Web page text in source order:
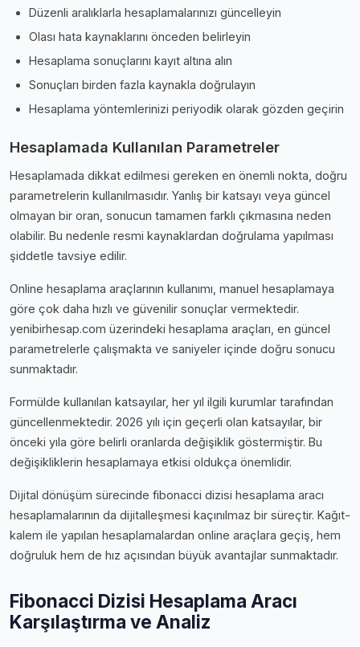
Düzenli aralıklarla hesaplamalarınızı güncelleyin
Olası hata kaynaklarını önceden belirleyin
Hesaplama sonuçlarını kayıt altına alın
Sonuçları birden fazla kaynakla doğrulayın
Hesaplama yöntemlerinizi periyodik olarak gözden geçirin
Hesaplamada Kullanılan Parametreler
Hesaplamada dikkat edilmesi gereken en önemli nokta, doğru
parametrelerin kullanılmasıdır. Yanlış bir katsayı veya güncel
olmayan bir oran, sonucun tamamen farklı çıkmasına neden
olabilir. Bu nedenle resmi kaynaklardan doğrulama yapılması
şiddetle tavsiye edilir.
Online hesaplama araçlarının kullanımı, manuel hesaplamaya
göre çok daha hızlı ve güvenilir sonuçlar vermektedir.
yenibirhesap.com üzerindeki hesaplama araçları, en güncel
parametrelerle çalışmakta ve saniyeler içinde doğru sonucu
sunmaktadır.
Formülde kullanılan katsayılar, her yıl ilgili kurumlar tarafından
güncellenmektedir. 2026 yılı için geçerli olan katsayılar, bir
önceki yıla göre belirli oranlarda değişiklik göstermiştir. Bu
değişikliklerin hesaplamaya etkisi oldukça önemlidir.
Dijital dönüşüm sürecinde fibonacci dizisi hesaplama aracı
hesaplamalarının da dijitalleşmesi kaçınılmaz bir süreçtir. Kağıt-
kalem ile yapılan hesaplamalardan online araçlara geçiş, hem
doğruluk hem de hız açısından büyük avantajlar sunmaktadır.
Fibonacci Dizisi Hesaplama Aracı
Karşılaştırma ve Analiz